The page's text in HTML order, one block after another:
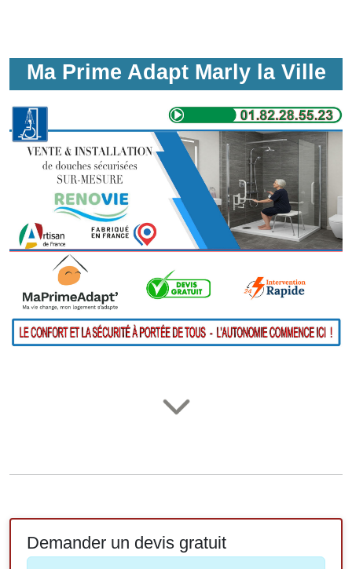
Ma Prime Adapt Marly la Ville
Demander un devis gratuit